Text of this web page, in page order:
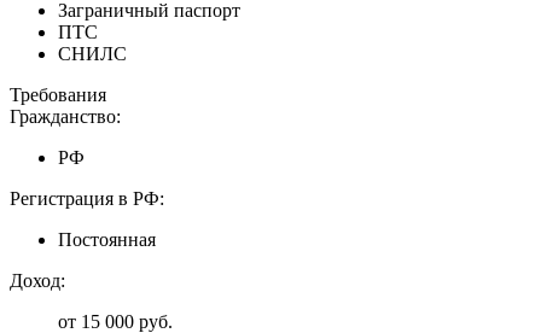
Заграничный паспорт
ПТС
СНИЛС
Требования
Гражданство:
РФ
Регистрация в РФ:
Постоянная
Доход:
от 15 000 руб.